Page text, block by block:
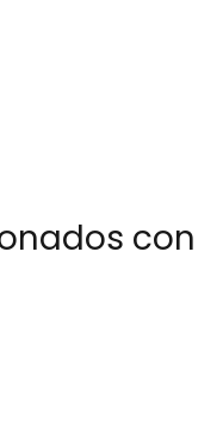
con